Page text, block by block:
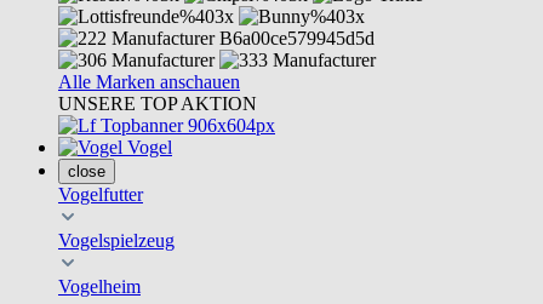
Alle Marken anschauen
UNSERE TOP AKTION
Vogel
close
Vogelfutter
Vogelspielzeug
Vogelheim